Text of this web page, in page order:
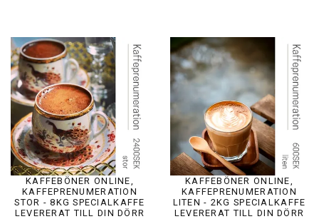
KAFFEBÖNER ONLINE,
KAFFEPRENUMERATION
STOR - 8KG SPECIALKAFFE
LEVERERAT TILL DIN DÖRR
KAFFEBÖNER ONLINE,
KAFFEPRENUMERATION
LITEN - 2KG SPECIALKAFFE
LEVERERAT TILL DIN DÖRR